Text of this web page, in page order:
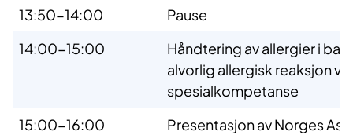
13:50-14:00
Pause
14:00-15:00
Håndtering av allergier i
alvorlig allergisk reaksjon
spesialkompetanse
15:00-16:00
Presentasjon av Norges